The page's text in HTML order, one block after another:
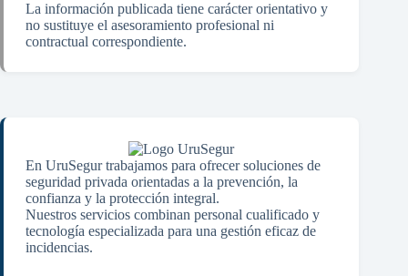
La información publicada tiene carácter orientativo y
no sustituye el asesoramiento profesional ni
contractual correspondiente.
En UruSegur trabajamos para ofrecer soluciones de
seguridad privada orientadas a la prevención, la
confianza y la protección integral.
Nuestros servicios combinan personal cualificado y
tecnología especializada para una gestión eficaz de
incidencias.